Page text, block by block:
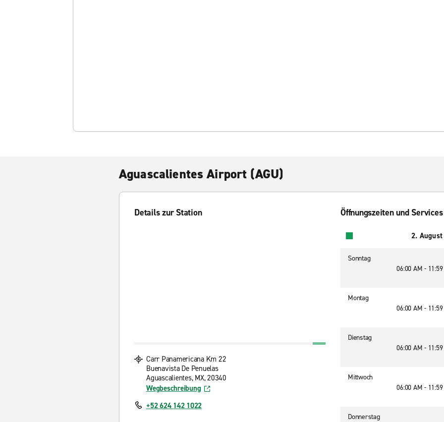
Aguascalientes Airport (AGU)
Details zur Station
Carr Panamericana Km 22
Buenavista De Penuelas
Aguascalientes, MX, 20340
Wegbeschreibung
+52 624 142 1022
Öffnungszeiten und Services
2.
Sonntag
06:00 AM -
Montag
06:00 AM -
Dienstag
06:00 AM -
Mittwoch
06:00 AM -
Donnerstag